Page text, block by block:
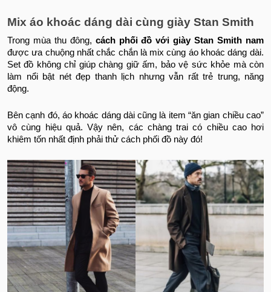
Mix áo khoác dáng dài cùng giày Stan Smith
Trong mùa thu đông, cách phối đồ với giày Stan Smith nam
được ưa chuộng nhất chắc chắn là mix cùng áo khoác dáng dài.
Set đồ không chỉ giúp chàng giữ ấm, bảo vệ sức khỏe mà còn
làm nổi bật nét đẹp thanh lịch nhưng vẫn rất trẻ trung, năng
động.
Bên cạnh đó, áo khoác dáng dài cũng là item “ăn gian chiều cao”
vô cùng hiệu quả. Vậy nên, các chàng trai có chiều cao hơi
khiêm tốn nhất định phải thử cách phối đồ này đó!